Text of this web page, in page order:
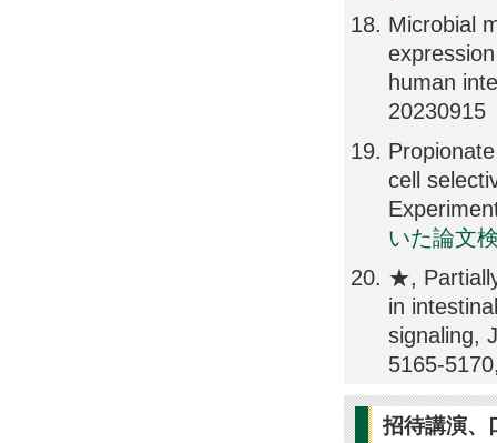
Microbial
human
20230915
cell
いた論文
★,
in
signaling,
5165-
招待講演、